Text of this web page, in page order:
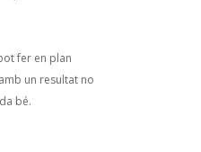
fer en plan
un resultat no
bé.